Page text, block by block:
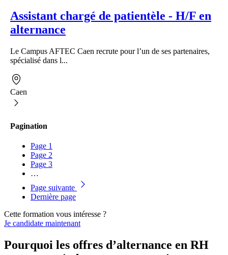
Assistant chargé de patientèle - H/F en
alternance
Le Campus AFTEC Caen recrute pour l’un de ses partenaires,
spécialisé dans l...
Caen
Pagination
Page 1
Page 2
Page 3
…
Page suivante
Dernière page
Cette formation vous intéresse ?
Je candidate maintenant
Pourquoi les offres d’alternance en RH